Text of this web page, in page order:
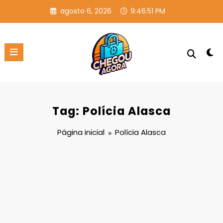
o
agosto 6, 2026 9:46:51 PM
Tag: Polícia Alasca
Página inicial Polícia Alasca